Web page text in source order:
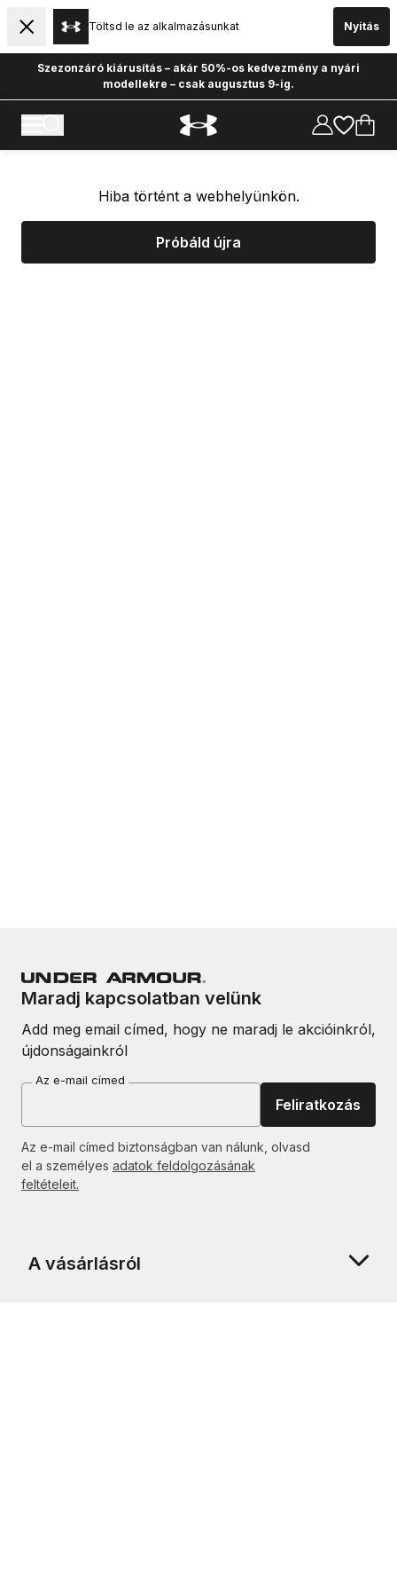
Töltsd le az alkalmazásunkat Nyitás
Szezonzáró kiárusítás – akár 50%-os kedvezmény a nyári
modellekre – csak augusztus 9-ig.
Hiba történt a webhelyünkön.
Próbáld újra
Maradj kapcsolatban velünk
Add meg email címed, hogy ne maradj le akcióinkról,
újdonságainkról
Az e-mail címed
Feliratkozás
Az e-mail címed biztonságban van nálunk, olvasd
el a személyes adatok feldolgozásának
feltételeit.
A vásárlásról